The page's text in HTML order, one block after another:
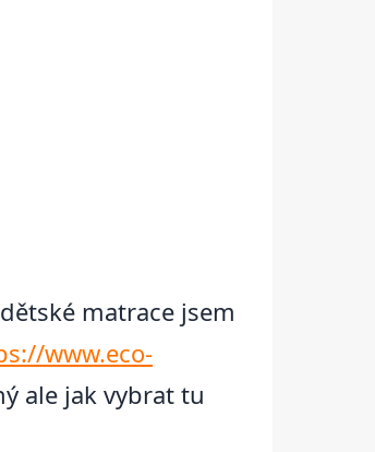
matrace jsem
www.eco-
ale jak vybrat tu